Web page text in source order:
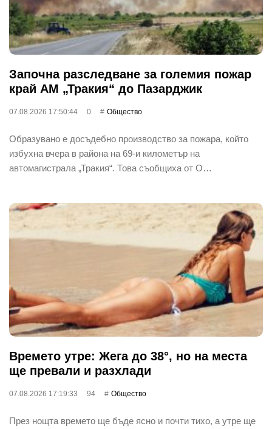
Започна разследване за големия пожар
край АМ „Тракия“ до Пазарджик
07.08.2026 17:50:44 0 Общество
Образувано е досъдебно производство за пожара, който
избухна вчера в района на 69-и километър на
автомагистрала „Тракия“. Това съобщиха от О…
Времето утре: Жега до 38°, но на места
ще превали и разхлади
07.08.2026 17:19:33 94 Общество
През нощта времето ще бъде ясно и почти тихо, а утре ще